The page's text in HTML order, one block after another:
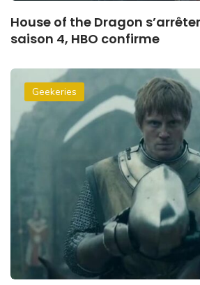
House of the Dragon
saison 4, HBO confirme
Geekeries